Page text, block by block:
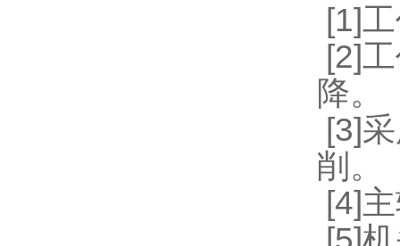
[1]
[2]
降。
[3]
削。
[4]